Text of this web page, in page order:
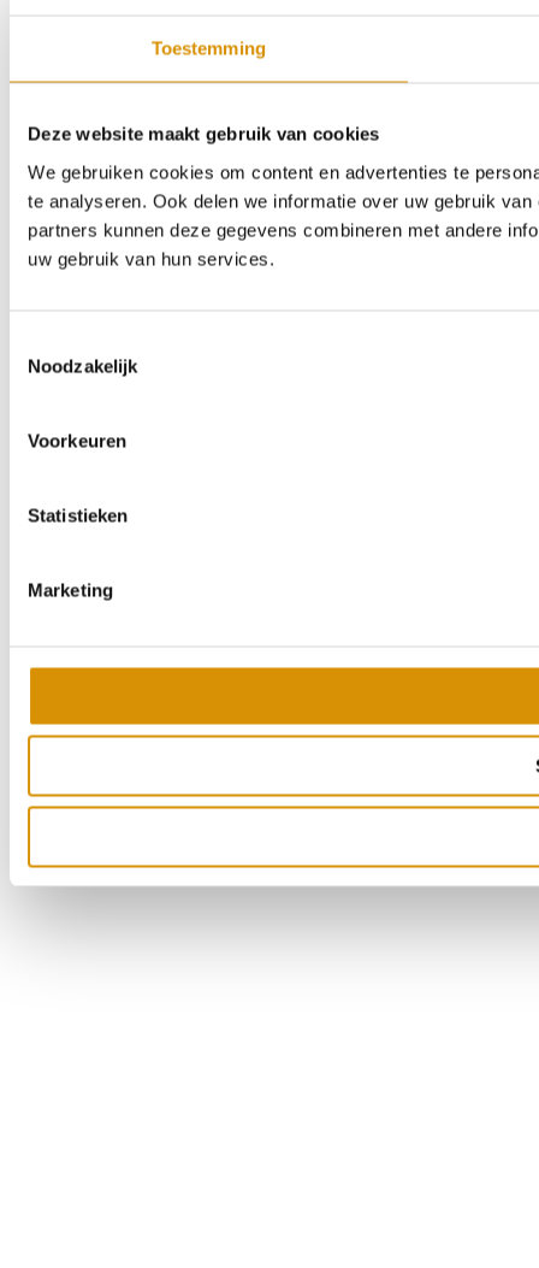
Toestemming
Deze website maakt gebruik van cookies
We gebruiken cookies om content en advertenties te
te analyseren. Ook delen we informatie over uw gebruik
partners kunnen deze gegevens combineren met andere
uw gebruik van hun services.
Noodzakelijk
Voorkeuren
Statistieken
Marketing